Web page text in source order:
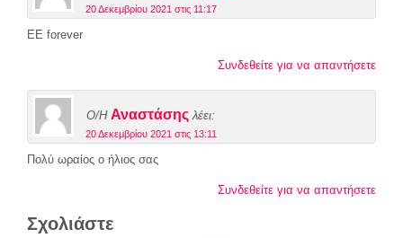
20 Δεκεμβρίου 2021 στις 11:17
EE forever
Συνδεθείτε για να απαντήσετε
Ο/Η Αναστάσης λέει:
20 Δεκεμβρίου 2021 στις 13:11
Πολύ ωραίος ο ήλιος σας
Συνδεθείτε για να απαντήσετε
Σχολιάστε